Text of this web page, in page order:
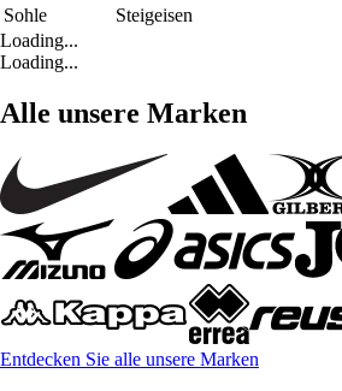
Sohle
Steigeisen
Loading...
Loading...
Alle unsere Marken
Entdecken Sie alle unsere Marken